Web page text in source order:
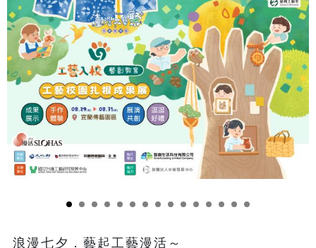
浪漫七夕．藝起工藝漫活～